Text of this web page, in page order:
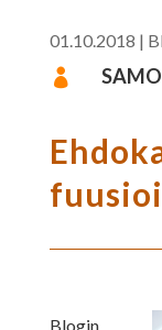
01.10.2018 |

Blogin